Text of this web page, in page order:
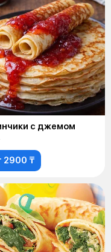
с джемом
2900 ₸